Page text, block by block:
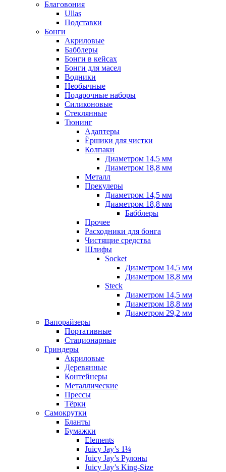
Благовония
Ullas
Подставки
Бонги
Акриловые
Бабблеры
Бонги в кейсах
Бонги для масел
Водники
Необычные
Подарочные наборы
Силиконовые
Стеклянные
Тюнинг
Адаптеры
Ёршики для чистки
Колпаки
Диаметром 14,5 мм
Диаметром 18,8 мм
Металл
Прекулеры
Диаметром 14,5 мм
Диаметром 18,8 мм
Бабблеры
Прочее
Расходники для бонга
Чистящие средства
Шлифы
Socket
Диаметром 14,5 мм
Диаметром 18,8 мм
Steck
Диаметром 14,5 мм
Диаметром 18,8 мм
Диаметром 29,2 мм
Вапорайзеры
Портативные
Стационарные
Гриндеры
Акриловые
Деревянные
Контейнеры
Металлические
Прессы
Тёрки
Самокрутки
Бланты
Бумажки
Elements
Juicy Jay’s 1¼
Juicy Jay’s Рулоны
Juicy Jay’s King-Size